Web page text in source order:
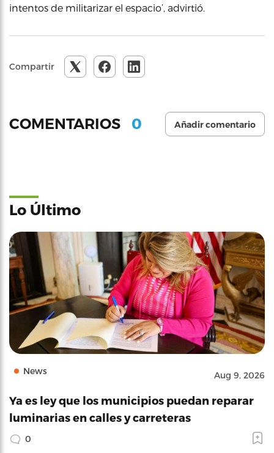
intentos de militarizar el espacio’, advirtió.
Compartir
COMENTARIOS 0 Añadir comentario
Lo Último
News Aug 9, 2026
Ya es ley que los municipios puedan reparar
luminarias en calles y carreteras
0